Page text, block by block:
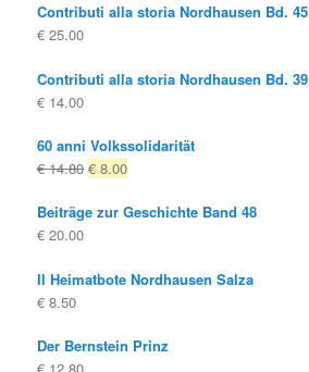
Contributi alla storia Nordhausen Bd. 45
€ 25.00
Contributi alla storia Nordhausen Bd. 39
€ 14.00
60 anni Volkssolidarität
€14.80 Il
originale
€ 8.00Il
attuale
Beiträge zur Geschichte Band 48
€ 20.00
Il Heimatbote Nordhausen Salza
€ 8.50
Der Bernstein Prinz